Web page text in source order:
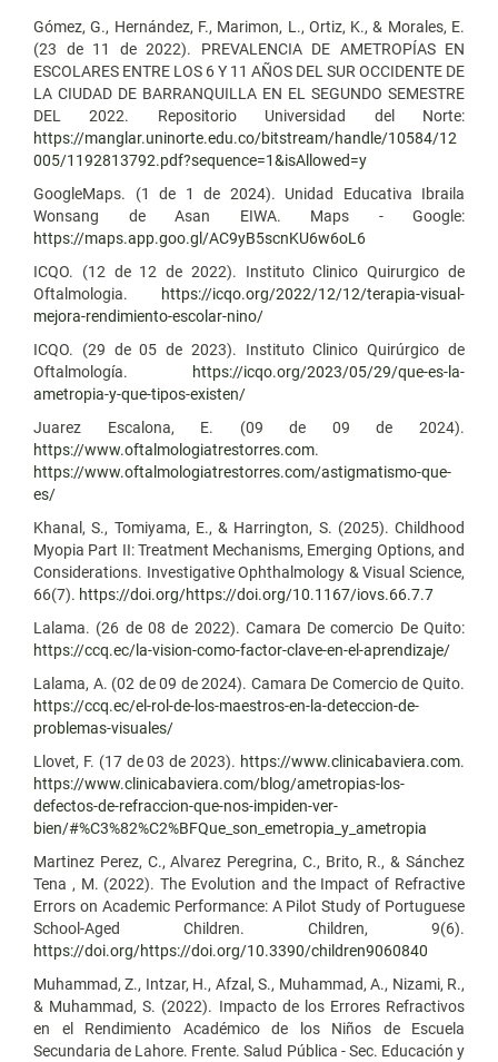
Gómez, G., Hernández, F., Marimon, L., Ortiz, K., & Morales, E.
(23 de 11 de 2022). PREVALENCIA DE AMETROPÍAS EN
ESCOLARES ENTRE LOS 6 Y 11 AÑOS DEL SUR OCCIDENTE DE
LA CIUDAD DE BARRANQUILLA EN EL SEGUNDO SEMESTRE
DEL 2022. Repositorio Universidad del Norte:
https://manglar.uninorte.edu.co/bitstream/handle/10584/12
005/1192813792.pdf?sequence=1&isAllowed=y
GoogleMaps. (1 de 1 de 2024). Unidad Educativa Ibraila
Wonsang de Asan EIWA. Maps - Google:
https://maps.app.goo.gl/AC9yB5scnKU6w6oL6
ICQO. (12 de 12 de 2022). Instituto Clinico Quirurgico de
Oftalmologia.
https://icqo.org/2022/12/12/terapia-visual-
mejora-rendimiento-escolar-nino/
ICQO. (29 de 05 de 2023). Instituto Clinico Quirúrgico de
Oftalmología.
https://icqo.org/2023/05/29/que-es-la-
ametropia-y-que-tipos-existen/
Juarez Escalona, E. (09 de 09 de 2024).
https://www.oftalmologiatrestorres.com.
https://www.oftalmologiatrestorres.com/astigmatismo-que-
es/
Khanal, S., Tomiyama, E., & Harrington, S. (2025). Childhood
Myopia Part II: Treatment Mechanisms, Emerging Options, and
Considerations. Investigative Ophthalmology & Visual Science,
66(7). https://doi.org/https://doi.org/10.1167/iovs.66.7.7
Lalama. (26 de 08 de 2022). Camara De comercio De Quito:
https://ccq.ec/la-vision-como-factor-clave-en-el-aprendizaje/
Lalama, A. (02 de 09 de 2024). Camara De Comercio de Quito.
https://ccq.ec/el-rol-de-los-maestros-en-la-deteccion-de-
problemas-visuales/
Llovet, F. (17 de 03 de 2023). https://www.clinicabaviera.com.
https://www.clinicabaviera.com/blog/ametropias-los-
defectos-de-refraccion-que-nos-impiden-ver-
bien/#%C3%82%C2%BFQue_son_emetropia_y_ametropia
Martinez Perez, C., Alvarez Peregrina, C., Brito, R., & Sánchez
Tena , M. (2022). The Evolution and the Impact of Refractive
Errors on Academic Performance: A Pilot Study of Portuguese
School-Aged Children. Children, 9(6).
https://doi.org/https://doi.org/10.3390/children9060840
Muhammad, Z., Intzar, H., Afzal, S., Muhammad, A., Nizami, R.,
& Muhammad, S. (2022). Impacto de los Errores Refractivos
en el Rendimiento Académico de los Niños de Escuela
Secundaria de Lahore. Frente. Salud Pública - Sec. Educación y